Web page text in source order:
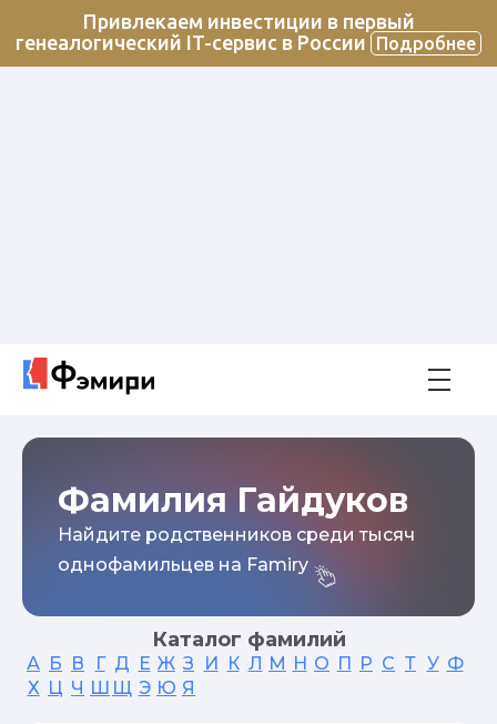
Привлекаем инвестиции в первый
генеалогический IT-сервис в России
Подробнее
Фамилия Гайдуков
Найдите родственников среди тысяч
однофамильцев на Famiry
Каталог фамилий
А Б В Г Д Е Ж З И К Л М Н О П Р С Т У Ф
Х Ц Ч Ш Щ Э Ю Я